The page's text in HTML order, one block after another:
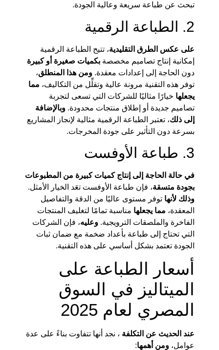
تبحث عن طباعة سريعة وعالية الجودة.
2. الطباعة الرقمية
على عكس الطرق التقليدية، تتيح الطباعة الرقمية
إمكانية إنتاج تصاميم مخصصة بكميات صغيرة أو كبيرة
دون الحاجة إلى إعدادات معقدة. ومن هذا المنطلق،
توفر هذه التقنية مرونة عالية وتقلِّل من التكاليف، مما
يجعلها خيارًا مثاليًا للشركات التي تسعى لتجربة
تصاميم جديدة أو إطلاق منتجات محدودة. وبالإضافة
إلى ذلك، تعتبر الطباعة الرقمية مثالية لإنجاز المشاريع
بسرعة دون التأثير على جودة المخرجات.
3. طباعة الأوفست
في حالة الحاجة إلى إنتاج كميات كبيرة من المطبوعات
بجودة متسقة، فإن طباعة الأوفست تعَد الخيار الأمثل.
وذلك لأنها توفر مستوى عاليًا من الدقة والتفاصيل
المعقدة، مما يجعلها مناسبة تمامًا لتغليف المنتجات
الفاخرة والملصقات الترويجية. وعليه، فإن الشركات
التي تحتاج إلى طباعة بأعداد ضخمة مع ضمان ثبات
الجودة تعتمد بشكل أساسي على هذه التقنية.
أسعار الطباعة على
الميتاليز في السوق
المصري لعام 2025
عند الحديث عن التكلفة ، نجد أنها تتفاوت بناءً على عدة
عوامل، ومن أهمها: